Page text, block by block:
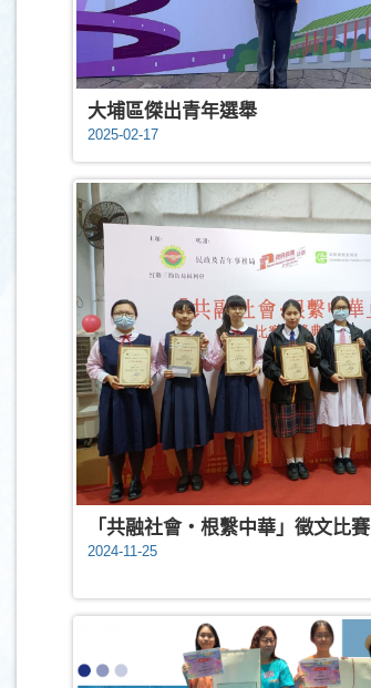
大埔區傑出青年選舉
2025-02-17
「共融社會‧根繫中華」徵文比賽
2024-11-25